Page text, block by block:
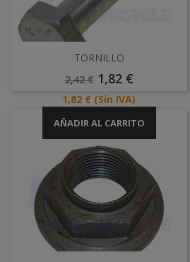
TORNILLO
Precio
2,42 € Precio
1,82 €
Precio
1,82 € (Sin IVA)
AÑADIR AL CARRITO